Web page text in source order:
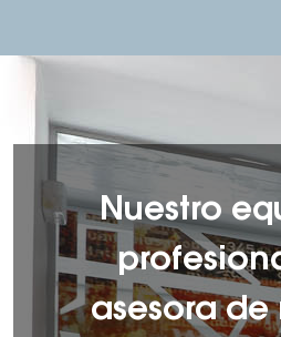
Nuestro
asesora de